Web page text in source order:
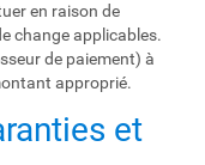
en raison de
change applicables.
de paiement) à
approprié.
et